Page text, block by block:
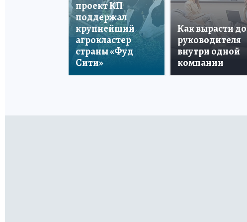
проект КП
поддержал
крупнейший
агрокластер
страны «Фуд
Сити»
Как вырасти до
руководителя
внутри одной
компании